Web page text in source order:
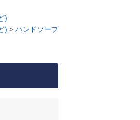
)
) > ハンドソープ